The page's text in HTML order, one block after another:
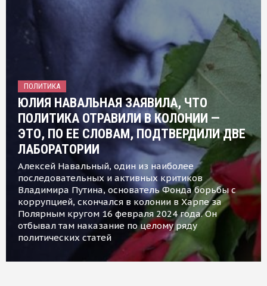
ПОЛИТИКА
ЮЛИЯ НАВАЛЬНАЯ ЗАЯВИЛА, ЧТО
ПОЛИТИКА ОТРАВИЛИ В КОЛОНИИ —
ЭТО, ПО ЕЕ СЛОВАМ, ПОДТВЕРДИЛИ ДВЕ
ЛАБОРАТОРИИ
Алексей Навальный, один из наиболее
последовательных и активных критиков
Владимира Путина, основатель Фонда борьбы с
коррупцией, скончался в колонии в Харпе за
Полярным кругом 16 февраля 2024 года. Он
отбывал там наказание по целому ряду
политических статей